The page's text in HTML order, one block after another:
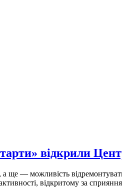
відкрили
ще — можливість
відкритому за